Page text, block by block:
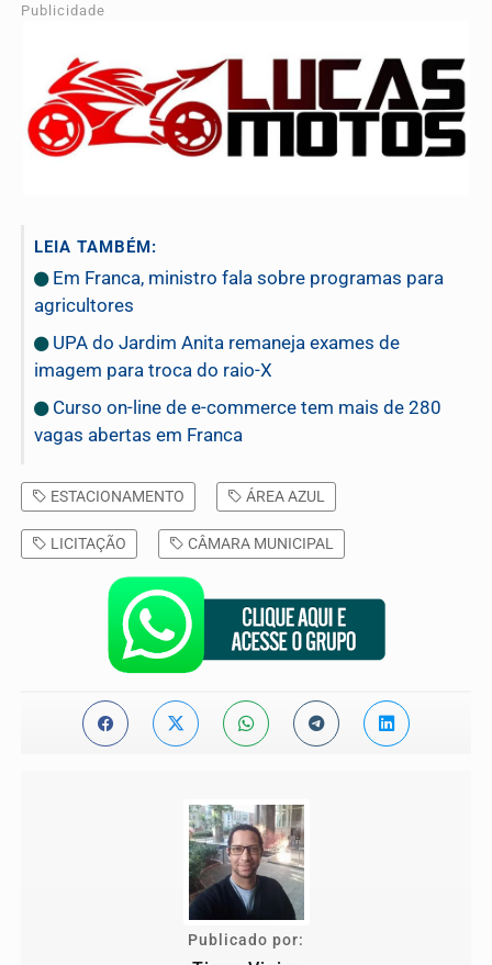
Publicidade
LEIA TAMBÉM:
Em Franca, ministro fala sobre programas para
agricultores
UPA do Jardim Anita remaneja exames de
imagem para troca do raio-X
Curso on-line de e-commerce tem mais de 280
vagas abertas em Franca
ESTACIONAMENTO ÁREA AZUL
LICITAÇÃO CÂMARA MUNICIPAL
Publicado por: